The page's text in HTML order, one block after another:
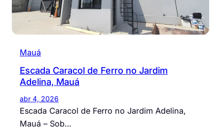
Mauá
Escada Caracol de Ferro no Jardim
Adelina, Mauá
abr 4, 2026
Escada Caracol de Ferro no Jardim Adelina,
Mauá – Sob…